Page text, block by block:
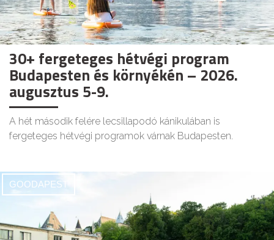
30+ fergeteges hétvégi program
Budapesten és környékén – 2026.
augusztus 5-9.
A hét második felére lecsillapodó kánikulában is
fergeteges hétvégi programok várnak Budapesten.
GOODAPEST